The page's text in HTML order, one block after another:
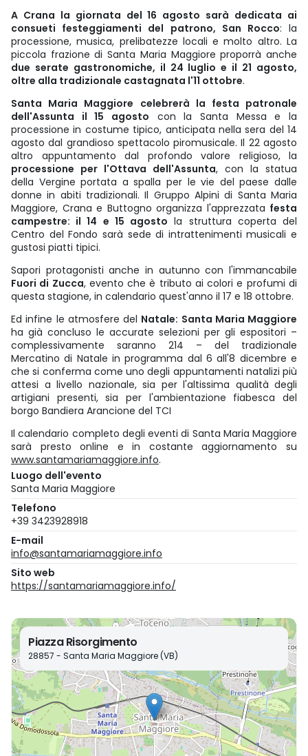
A Crana la giornata del 16 agosto sarà dedicata ai
consueti festeggiamenti del patrono, San Rocco: la
processione, musica, prelibatezze locali e molto altro. La
piccola frazione di Santa Maria Maggiore proporrà anche
due serate gastronomiche, il 24 luglio e il 21 agosto,
oltre alla tradizionale castagnata l'11 ottobre.
Santa Maria Maggiore celebrerà la festa patronale
dell'Assunta il 15 agosto con la Santa Messa e la
processione in costume tipico, anticipata nella sera del 14
agosto dal grandioso spettacolo piromusicale. Il 22 agosto
altro appuntamento dal profondo valore religioso, la
processione per l'Ottava dell'Assunta, con la statua
della Vergine portata a spalla per le vie del paese dalle
donne in abiti tradizionali. Il Gruppo Alpini di Santa Maria
Maggiore, Crana e Buttogno organizza l'apprezzata festa
campestre: il 14 e 15 agosto la struttura coperta del
Centro del Fondo sarà sede di intrattenimenti musicali e
gustosi piatti tipici.
Sapori protagonisti anche in autunno con l'immancabile
Fuori di Zucca, evento che è tributo ai colori e profumi di
questa stagione, in calendario quest'anno il 17 e 18 ottobre.
Ed infine le atmosfere del Natale: Santa Maria Maggiore
ha già concluso le accurate selezioni per gli espositori –
complessivamente saranno 214 – del tradizionale
Mercatino di Natale in programma dal 6 all'8 dicembre e
che si conferma come uno degli appuntamenti natalizi più
attesi a livello nazionale, sia per l'altissima qualità degli
artigiani presenti, sia per l'ambientazione fiabesca del
borgo Bandiera Arancione del TCI
Il calendario completo degli eventi di Santa Maria Maggiore
sarà presto online e in costante aggiornamento su
www.santamariamaggiore.info.
Luogo dell'evento
Santa Maria Maggiore
Telefono
+39 3423928918
E-mail
info@santamariamaggiore.info
Sito web
https://santamariamaggiore.info/
Piazza Risorgimento
28857 - Santa Maria Maggiore (VB)